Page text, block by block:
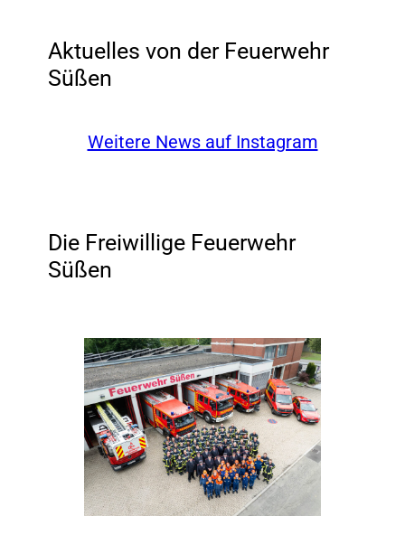
Aktuelles von der Feuerwehr
Süßen
Weitere News auf Instagram
Die Freiwillige Feuerwehr
Süßen